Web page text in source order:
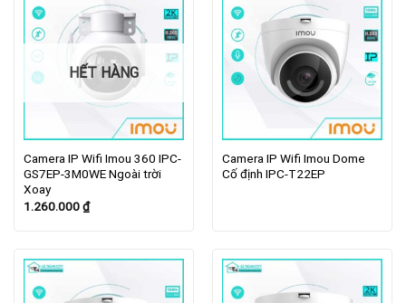
HẾT HÀNG
Camera IP Wifi Imou 360 IPC-
GS7EP-3M0WE Ngoài trời
Xoay
1.260.000₫
Camera IP Wifi Imou Dome
Cố định IPC-T22EP